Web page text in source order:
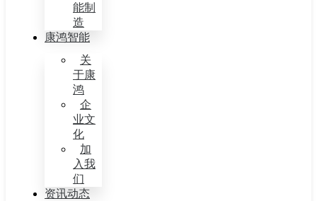
能制
造
康鸿智能
关
于康
鸿
企
业文
化
加
入我
们
资讯动态